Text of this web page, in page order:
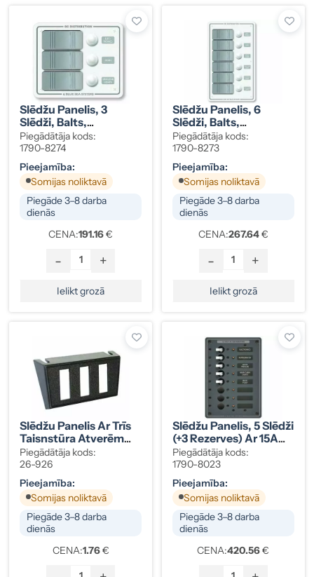
Slēdžu Panelis, 3
Slēdži, Balts,
Ūdensizturīgs IP66, Ar
Automātdrošinātāju,
12/24V, Kods 1790-
8274
Piegādātāja kods:
1790-8274
Pieejamība:
Somijas noliktavā
Piegāde 3–8 darba
dienās
CENA:191.16€
- +
Ielikt grozā
Slēdžu Panelis, 6
Slēdži, Balts,
Ūdensizturīgs IP66, Ar
Automātdrošinātāju,
12/24V, Kods 1790-
8273
Piegādātāja kods:
1790-8273
Pieejamība:
Somijas noliktavā
Piegāde 3–8 darba
dienās
CENA:267.64€
- +
Ielikt grozā
Slēdžu Panelis Ar Trīs
Taisnstūra Atverēm
26x11mm
Piegādātāja kods:
26-926
Pieejamība:
Somijas noliktavā
Piegāde 3–8 darba
dienās
CENA:1.76€
Slēdžu Panelis, 5 Slēdži
(+3 Rezerves) Ar 15A
Automātdrošinātāju,
12/24V, Kods 1790-
8023
Piegādātāja kods:
1790-8023
Pieejamība:
Somijas noliktavā
Piegāde 3–8 darba
dienās
CENA:420.56€